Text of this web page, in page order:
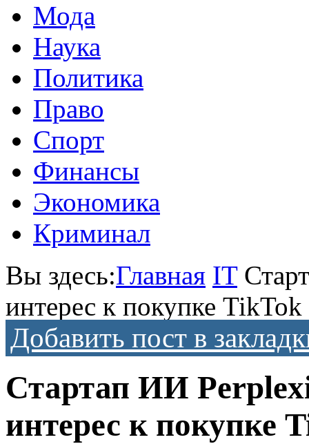
Мода
Наука
Политика
Право
Спорт
Финансы
Экономика
Криминал
Вы здесь:Главная IT
интерес к покупке TikTok
Добавить пост в
Стартап ИИ
интерес к покупке